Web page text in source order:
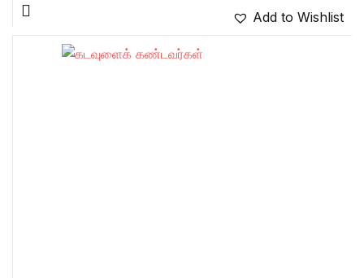
Add to Wishlist